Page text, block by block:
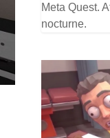
Meta Quest.
nocturne.